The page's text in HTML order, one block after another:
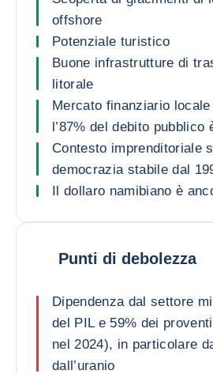
offshore
Potenziale turistico
Buone infrastrutture di
litorale
Mercato finanziario
l’87% del debito pubblico
Contesto imprenditoriale
democrazia stabile dal
Il dollaro namibiano è
Punti di debolezza
Dipendenza dal settore
del PIL e 59% dei
nel 2024), in particolare
dall’uranio